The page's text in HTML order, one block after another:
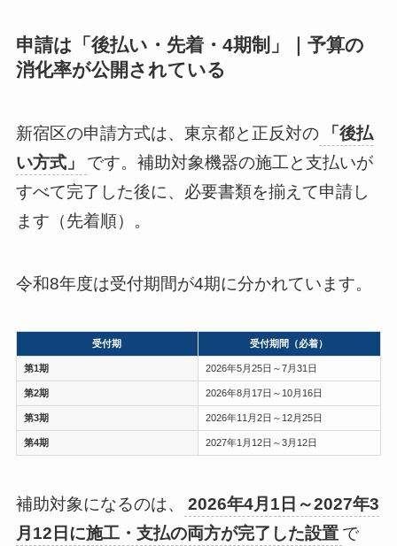
申請は「後払い・先着・4期制」｜予算の
消化率が公開されている
新宿区の申請方式は、東京都と正反対の
「後払
い方式」
です。補助対象機器の施工と支払いが
すべて完了した後に、必要書類を揃えて申請し
ます（先着順）。
令和8年度は受付期間が4期に分かれています。
受付期 受付期間（必着）
第1期 2026年5月25日～7月31日
第2期 2026年8月17日～10月16日
第3期 2026年11月2日～12月25日
第4期 2027年1月12日～3月12日
補助対象になるのは、
2026年4月1日～2027年3
月12日に施工・支払の両方が完了した設置 で